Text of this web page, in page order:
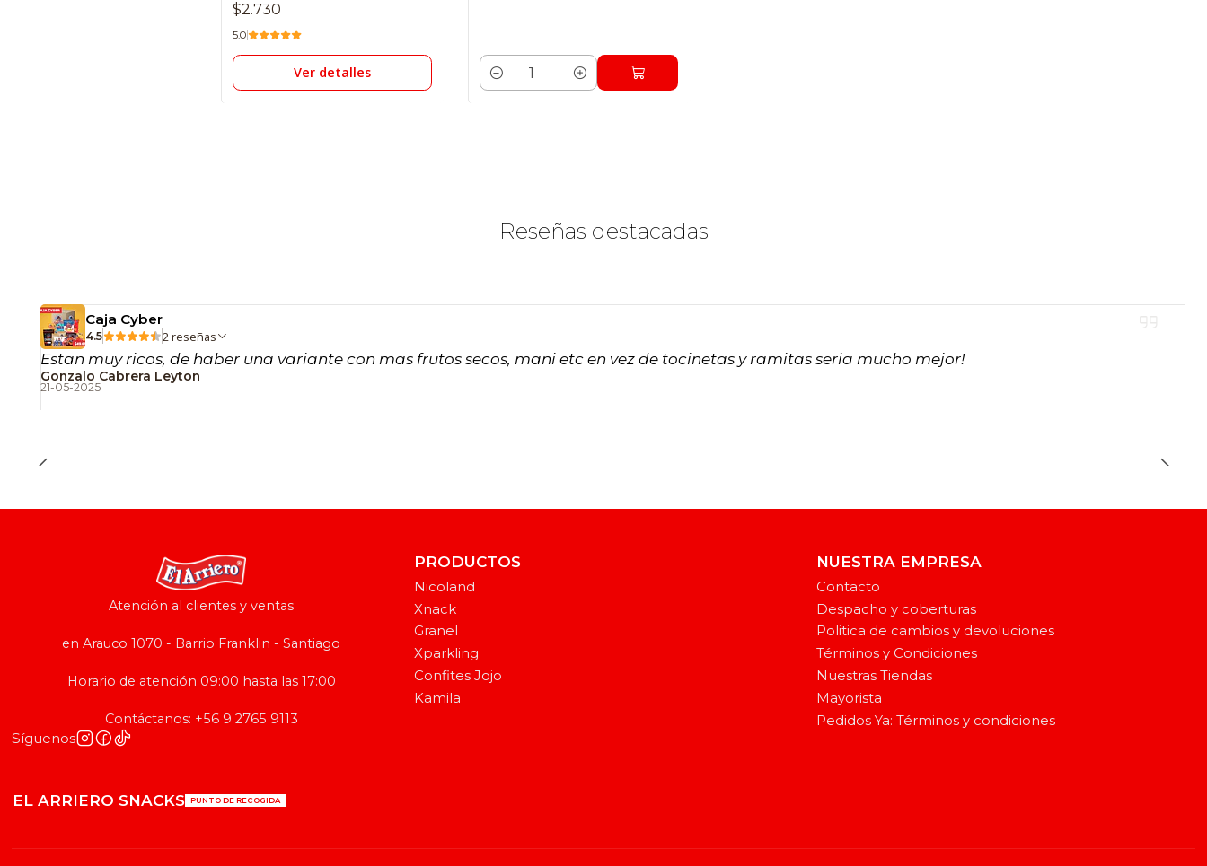
$2.730
5.0
Ver detalles
Cantidad
Reseñas destacadas
Caja Cyber
4.5 2 reseñas
Estan muy ricos, de haber una variante con mas frutos secos, mani etc en vez de tocinetas y ramitas seria mucho mejor!
Gonzalo Cabrera Leyton
21-05-2025
Atención al clientes y ventas
en Arauco 1070 - Barrio Franklin - Santiago
Horario de atención 09:00 hasta las 17:00
Contáctanos: +56 9 2765 9113
Síguenos
PRODUCTOS
Nicoland
Xnack
Granel
Xparkling
Confites Jojo
Kamila
NUESTRA EMPRESA
Contacto
Despacho y coberturas
Politica de cambios y devoluciones
Términos y Condiciones
Nuestras Tiendas
Mayorista
Pedidos Ya: Términos y condiciones
EL ARRIERO SNACKS PUNTO DE RECOGIDA